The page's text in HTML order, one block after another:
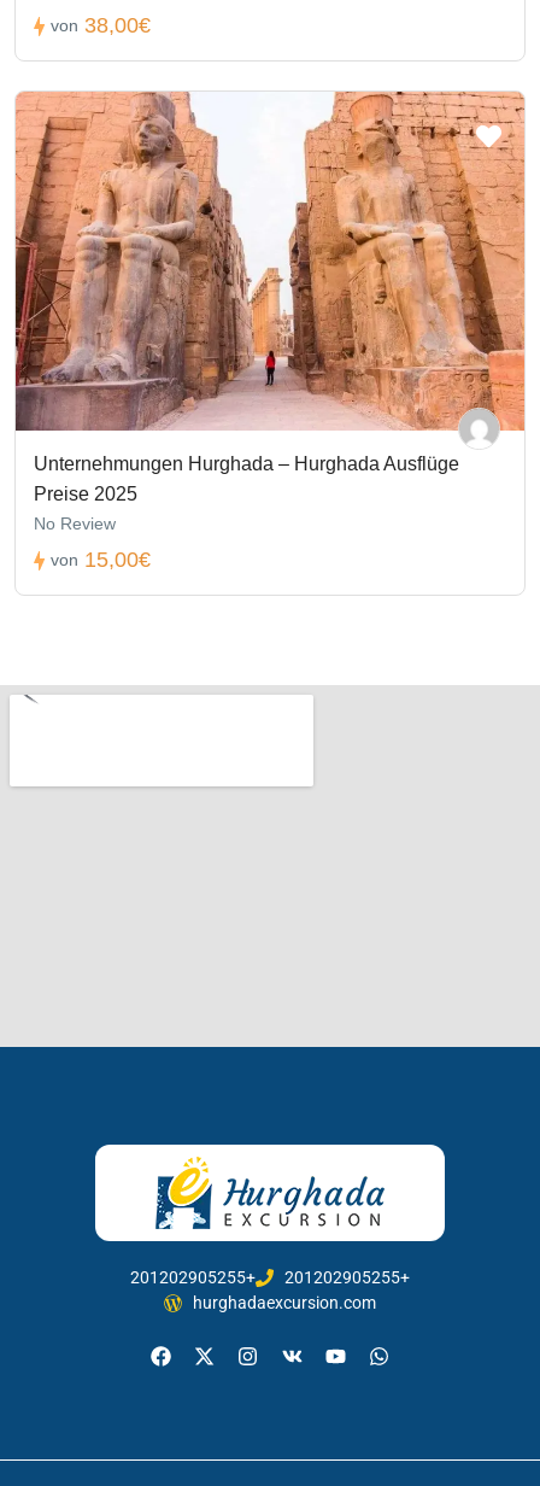
von 38,00€
Unternehmungen Hurghada – Hurghada Ausflüge
Preise 2025
No Review
von 15,00€
201202905255+
201202905255+
hurghadaexcursion.com